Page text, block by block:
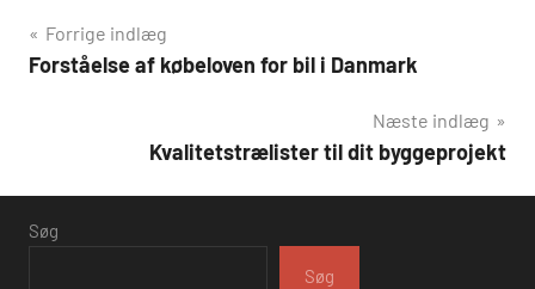
Indlægsnavigation
Forrige indlæg
Forståelse af købeloven for bil i Danmark
Næste indlæg
Kvalitetstrælister til dit byggeprojekt
Søg
Søg